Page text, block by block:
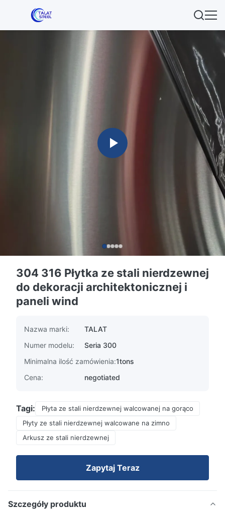
304 316 Płytka ze stali nierdzewnej
do dekoracji architektonicznej i
paneli wind
Nazwa marki:
TALAT
Numer modelu:
Seria 300
Minimalna ilość zamówienia:1tons
Cena:
negotiated
Tagi:
Płyta ze stali nierdzewnej walcowanej na gorąco
Płyty ze stali nierdzewnej walcowane na zimno
Arkusz ze stali nierdzewnej
Zapytaj Teraz
Szczegóły produktu